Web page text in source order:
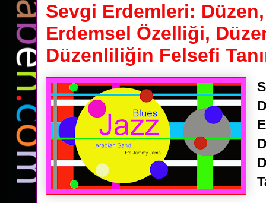
Sevgi Erdemleri:
Erdemsel Özelliği,
Düzenliliğin Felsefi